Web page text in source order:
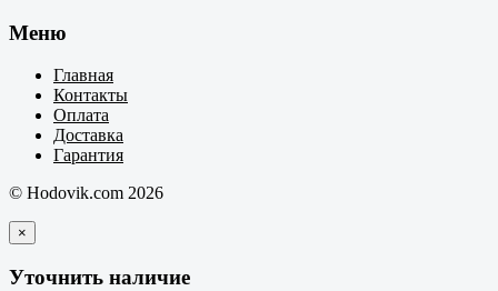
Меню
Главная
Контакты
Оплата
Доставка
Гарантия
© Hodovik.com 2026
×
Уточнить наличие